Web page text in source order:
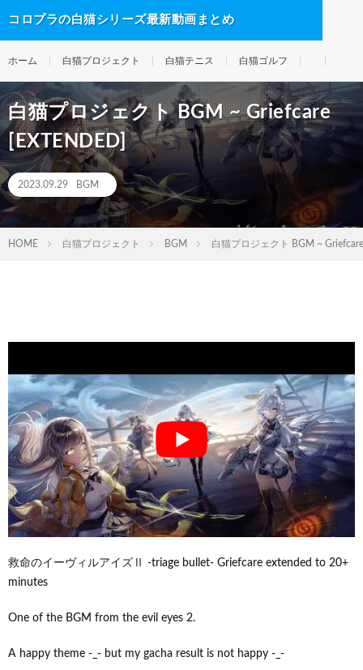
コロプラの白猫シリーズ最新動画まとめ
ホーム 白猫プロジェクト 白猫テニス 白猫ゴルフ
白猫プロジェクト BGM ~ Griefcare
[EXTENDED]
2023.09.29 BGM
HOME 白猫プロジェクト BGM 白猫プロジェクト BGM ~
救命のイーヴィルアイズⅡ -triage bullet- Griefcare extended to 20+
minutes
One of the BGM from the evil eyes 2.
A happy theme -_- but my gacha result is not happy -_-